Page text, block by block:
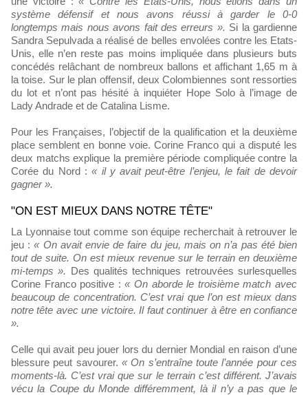
système défensif et nous avons réussi à garder le 0-0
longtemps mais nous avons fait des erreurs ». Si la gardienne
Sandra Sepulvada a réalisé de belles envolées contre les Etats-
Unis, elle n’en reste pas moins impliquée dans plusieurs buts
concédés relâchant de nombreux ballons et affichant 1,65 m à
la toise. Sur le plan offensif, deux Colombiennes sont ressorties
du lot et n’ont pas hésité à inquiéter Hope Solo à l’image de
Lady Andrade et de Catalina Lisme.
Pour les Françaises, l’objectif de la qualification et la deuxième
place semblent en bonne voie. Corine Franco qui a disputé les
deux matchs explique la première période compliquée contre la
Corée du Nord : « il y avait peut-être l’enjeu, le fait de devoir
gagner ».
"ON EST MIEUX DANS NOTRE TÊTE"
La Lyonnaise tout comme son équipe recherchait à retrouver le
jeu :« On avait envie de faire du jeu, mais on n’a pas été bien
tout de suite. On est mieux revenue sur le terrain en deuxième
mi-temps ». Des qualités techniques retrouvées surlesquelles
Corine Franco positive :« On aborde le troisième match avec
beaucoup de concentration. C’est vrai que l’on est mieux dans
notre tête avec une victoire. Il faut continuer à être en confiance
».
Celle qui avait peu jouer lors du dernier Mondial en raison d’une
blessure peut savourer. « On s’entraîne toute l’année pour ces
moments-là. C’est vrai que sur le terrain c’est différent. J’avais
vécu la Coupe du Monde différemment, là il n’y a pas que le